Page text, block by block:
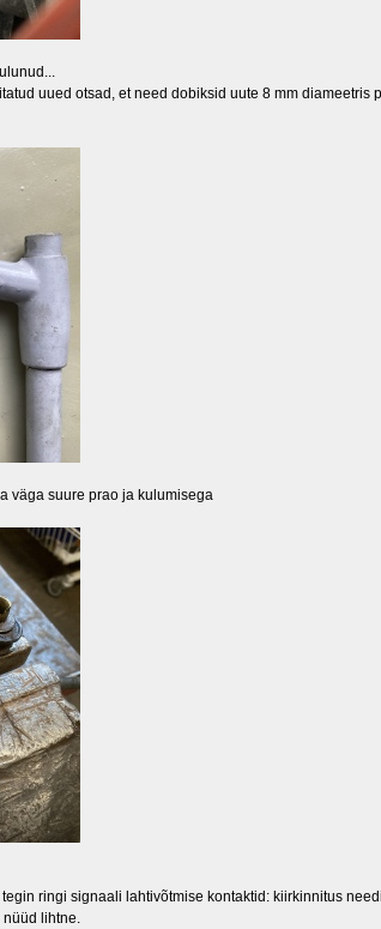
uued otsad, et need dobiksid uute 8 mm diameetris
väga suure prao ja kulumisega
ringi signaali lahtivõtmise kontaktid: kiirkinnitus
lihtne.